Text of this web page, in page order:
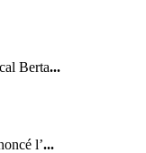
Berta...
l’...